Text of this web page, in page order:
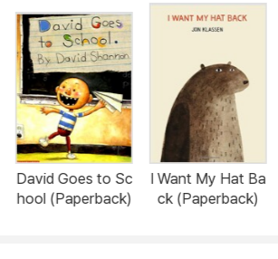
David Goes to Sc
hool (Paperback)
I Want My Hat Ba
ck (Paperback)